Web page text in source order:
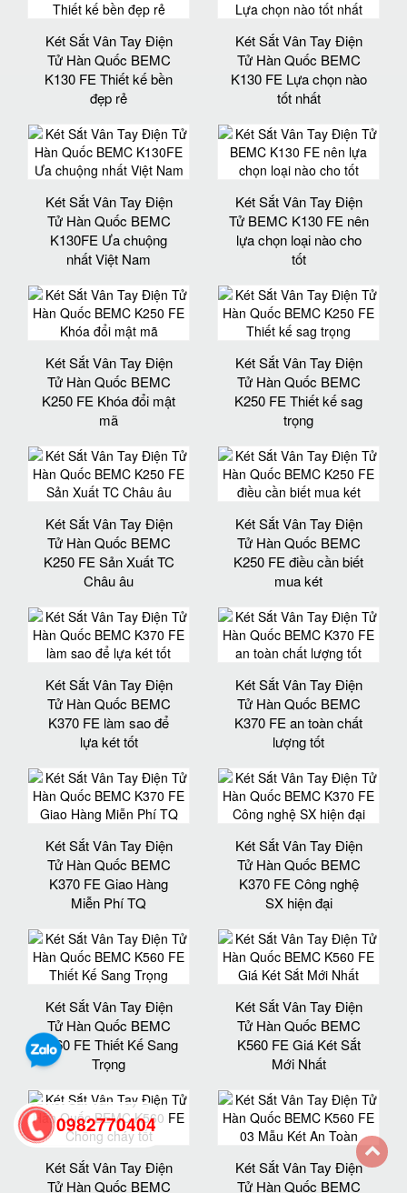
Két Sắt Vân Tay Điện
Tử Hàn Quốc BEMC
K130 FE Thiết kế bền
đẹp rẻ
Két Sắt Vân Tay Điện
Tử Hàn Quốc BEMC
K130 FE Lựa chọn nào
tốt nhất
Két Sắt Vân Tay Điện
Tử Hàn Quốc BEMC
K130FE Ưa chuộng
nhất Việt Nam
Két Sắt Vân Tay Điện
Tử BEMC K130 FE nên
lựa chọn loại nào cho
tốt
Két Sắt Vân Tay Điện
Tử Hàn Quốc BEMC
K250 FE Khóa đổi mật
mã
Két Sắt Vân Tay Điện
Tử Hàn Quốc BEMC
K250 FE Thiết kế sag
trọng
Két Sắt Vân Tay Điện
Tử Hàn Quốc BEMC
K250 FE Sản Xuất TC
Châu âu
Két Sắt Vân Tay Điện
Tử Hàn Quốc BEMC
K250 FE điều cần biết
mua két
Két Sắt Vân Tay Điện
Tử Hàn Quốc BEMC
K370 FE làm sao để
lựa két tốt
Két Sắt Vân Tay Điện
Tử Hàn Quốc BEMC
K370 FE an toàn chất
lượng tốt
Két Sắt Vân Tay Điện
Tử Hàn Quốc BEMC
K370 FE Giao Hàng
Miễn Phí TQ
Két Sắt Vân Tay Điện
Tử Hàn Quốc BEMC
K370 FE Công nghệ
SX hiện đại
Két Sắt Vân Tay Điện
Tử Hàn Quốc BEMC
K560 FE Thiết Kế Sang
Trọng
Két Sắt Vân Tay Điện
Tử Hàn Quốc BEMC
K560 FE Giá Két Sắt
Mới Nhất
Két Sắt Vân Tay Điện
Tử Hàn Quốc BEMC
Két Sắt Vân Tay Điện
Tử Hàn Quốc BEMC
0982770404
back